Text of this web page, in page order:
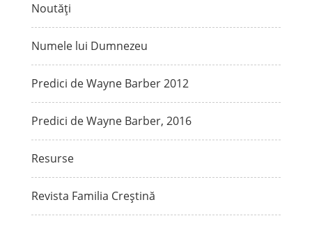
Noutăți
Numele lui Dumnezeu
Predici de Wayne Barber 2012
Predici de Wayne Barber, 2016
Resurse
Revista Familia Creștină